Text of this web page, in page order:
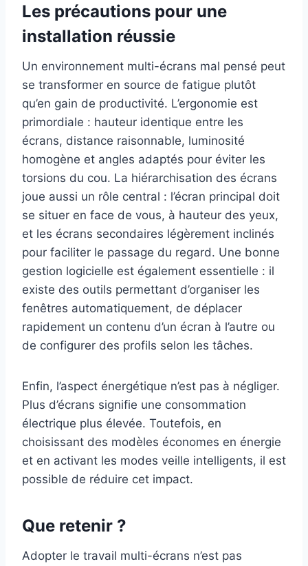
Les précautions pour une
installation réussie
Un environnement multi-écrans mal pensé peut
se transformer en source de fatigue plutôt
qu’en gain de productivité. L’ergonomie est
primordiale : hauteur identique entre les
écrans, distance raisonnable, luminosité
homogène et angles adaptés pour éviter les
torsions du cou. La hiérarchisation des écrans
joue aussi un rôle central : l’écran principal doit
se situer en face de vous, à hauteur des yeux,
et les écrans secondaires légèrement inclinés
pour faciliter le passage du regard. Une bonne
gestion logicielle est également essentielle : il
existe des outils permettant d’organiser les
fenêtres automatiquement, de déplacer
rapidement un contenu d’un écran à l’autre ou
de configurer des profils selon les tâches.
Enfin, l’aspect énergétique n’est pas à négliger.
Plus d’écrans signifie une consommation
électrique plus élevée. Toutefois, en
choisissant des modèles économes en énergie
et en activant les modes veille intelligents, il est
possible de réduire cet impact.
Que retenir ?
Adopter le travail multi-écrans n’est pas